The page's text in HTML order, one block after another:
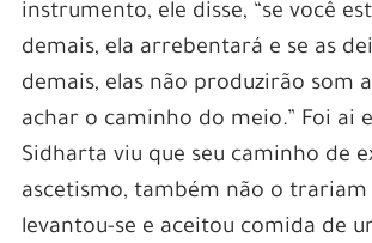
instrumento, ele disse, “se você
demais, ela arrebentará e se as
demais, elas não produzirão som
achar o caminho do meio.” Foi ai
Sidharta viu que seu caminho de
ascetismo, também não o trariam
levantou-se e aceitou comida de